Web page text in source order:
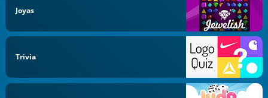
Joyas
Trivia